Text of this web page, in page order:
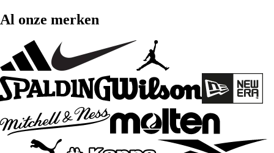
Al onze merken